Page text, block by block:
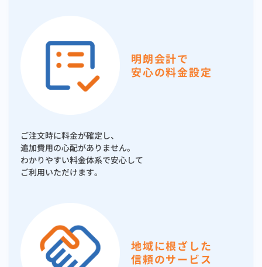
明朗会計で
安心の料金設定
ご注文時に料金が確定し、
追加費用の心配がありません。
わかりやすい料金体系で安心して
ご利用いただけます。
地域に根ざした
信頼のサービス